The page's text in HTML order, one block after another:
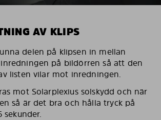
AV KLIPS
delen på klipsen in mellan
på bildörren så att den
listen vilar mot inredningen.
mot Solarplexius solskydd och när
så är det bra och hålla tryck på
sekunder.